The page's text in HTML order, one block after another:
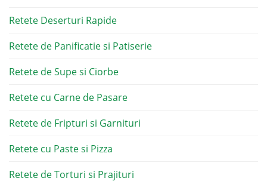
Retete Deserturi Rapide
Retete de Panificatie si Patiserie
Retete de Supe si Ciorbe
Retete cu Carne de Pasare
Retete de Fripturi si Garnituri
Retete cu Paste si Pizza
Retete de Torturi si Prajituri